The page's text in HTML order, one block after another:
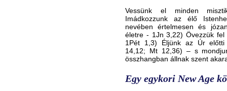
Vessünk el minden
Imádkozzunk az élő
nevében értelmesen és
életre - 1Jn 3,22) Övezzük fel
1Pét 1,3) Éljünk az Úr előtti
14,12; Mt 12,36) – s
összhangban állnak szent
Egy egykori New Age